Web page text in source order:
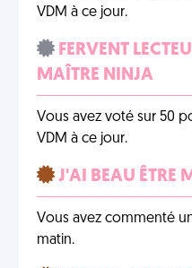
VDM à ce jour.
FERVENT
MAÎTRE NINJA
Vous avez voté sur 50
VDM à ce jour.
J'AI BEAU ÊTRE
Vous avez commenté
matin.